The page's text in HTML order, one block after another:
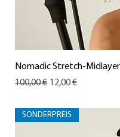
Nomadic Stretch-Midlayer
Standardpreis
100,00 € Sale-Preis
12,00 €
SONDERPREIS